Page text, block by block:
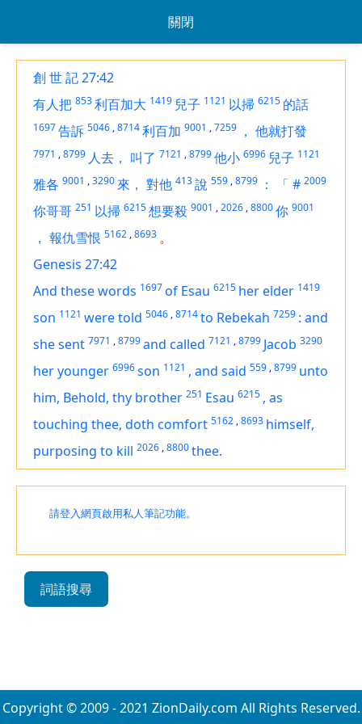
關閉
創 世 記 27:42
有人把 853利百加大 1419 兒子 1121 以掃 6215 的話
1697告訴 5046 ,8714利百加 9001 ,7259 ， 他就打發
7971 ,8799 人去， 叫了 7121 ,8799他小 6996 兒子 1121
雅各 9001 ,3290 來， 對他 413說 559 ,8799 ： 「 # 2009
你哥哥 251 以掃 6215想要殺 9001 ,2026 ,8800你 9001
， 報仇雪恨 5162 ,8693 。
Genesis 27:42
And these words 1697of Esau 6215 her elder 1419
son 1121 were told 5046 ,8714to Rebekah 7259 : and
she sent 7971 ,8799and called 7121 ,8799 Jacob 3290
her younger 6996son 1121 , and said 559 ,8799 unto
him, Behold, thy brother 251 Esau 6215 , as
touching thee, doth comfort 5162 ,8693 himself,
purposing to kill 2026 ,8800thee.
請登入網頁啟用私人筆記功能。
詞語搜尋
Copyright © 2009 - 2021 ZionDaily.com All Rights Reserved.